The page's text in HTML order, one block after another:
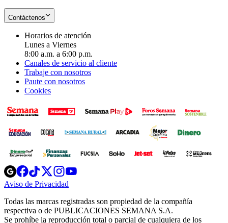
Contáctenos
Horarios de atención
Lunes a Viernes
8:00 a.m. a 6:00 p.m.
Canales de servicio al cliente
Trabaje con nosotros
Paute con nosotros
Cookies
Opens
in
new
Opens
in
new
Opens
in
new
window
Opens
new
windowwindow
Aviso de Privacidad
new
window
Todas las marcas registradas son propiedad de la compañía
respectiva o de PUBLICACIONES SEMANA S.A.
Se prohíbe la reproducción total o parcial de cualquiera de los